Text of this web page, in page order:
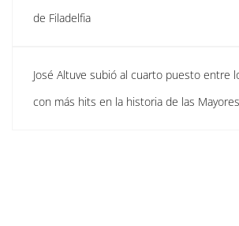
de Filadelfia
José Altuve subió al cuarto puesto entre
con más hits en la historia de las Mayores